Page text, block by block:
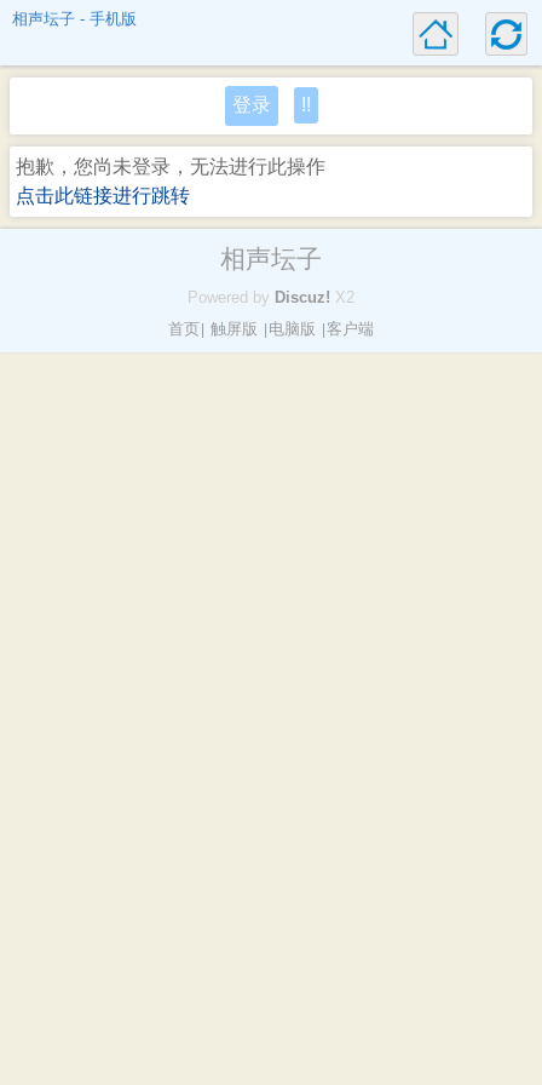
相声坛子 - 手机版
登录 !!
抱歉，您尚未登录，无法进行此操作
点击此链接进行跳转
相声坛子
Powered by Discuz! X2
首页 触屏版 电脑版 客户端